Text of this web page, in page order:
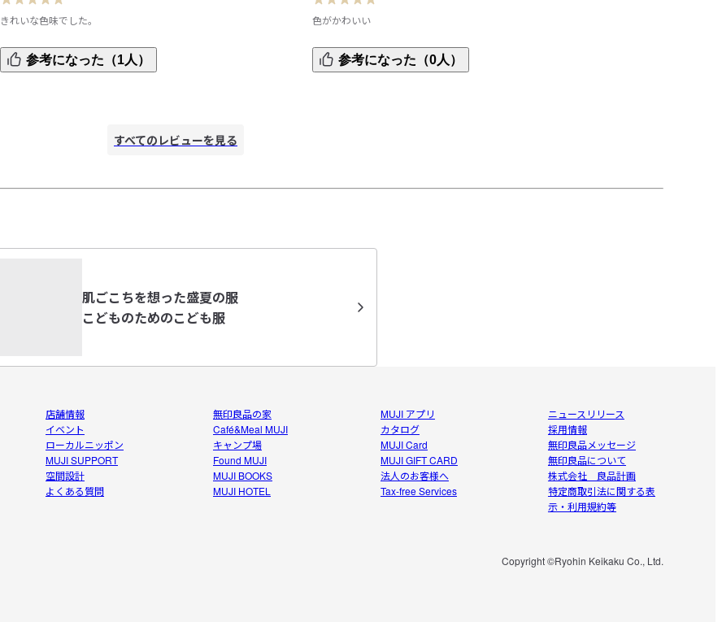
きれいな色味でした。
身長140センチくらいの息子に、150を購入しました。ゆった
りしていて、涼しげで良さそうです。
参考になった（1人）
色がかわいい
色が絶妙でかわいいです。
UVカット機能付きでボーダー柄のTシャツもあるとうれしい
参考になった（0人）
すべてのレビューを見る
肌ごこちを想った盛夏の服
こどものためのこども服
店舗情報
イベント
ローカルニッポン
MUJI SUPPORT
空間設計
よくある質問
無印良品の家
Café&Meal MUJI
キャンプ場
Found MUJI
MUJI BOOKS
MUJI HOTEL
MUJI アプリ
カタログ
MUJI Card
MUJI GIFT CARD
法人のお客様へ
Tax-free Services
ニュースリリース
採用情報
無印良品メッセージ
無印良品について
株式会社 良品計画
特定商取引法に関する表
示・利用規約等
Copyright ©Ryohin Keikaku Co., Ltd.